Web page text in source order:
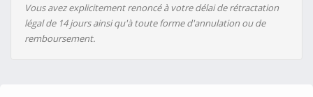
Vous avez explicitement renoncé à votre délai de rétractation
légal de 14 jours ainsi qu'à toute forme d'annulation ou de
remboursement.